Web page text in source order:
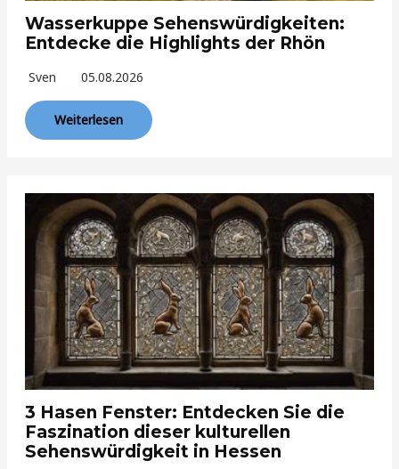
Wasserkuppe Sehenswürdigkeiten:
Entdecke die Highlights der Rhön
Sven 05.08.2026
Weiterlesen
3 Hasen Fenster: Entdecken Sie die
Faszination dieser kulturellen
Sehenswürdigkeit in Hessen